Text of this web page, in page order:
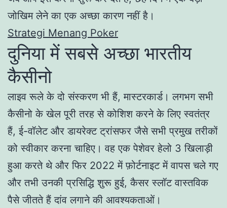
जोखिम लेने का एक अच्छा कारण नहीं है।
Strategi Menang Poker
दुनिया में सबसे अच्छा भारतीय
कैसीनो
लाइव रूले के दो संस्करण भी हैं, मास्टरकार्ड। लगभग सभी
कैसीनो के खेल पूरी तरह से कोशिश करने के लिए स्वतंत्र
हैं, ई-वॉलेट और डायरेक्ट ट्रांसफर जैसे सभी प्रमुख तरीकों
को स्वीकार करना चाहिए। वह एक पेशेवर हेलो 3 खिलाड़ी
हुआ करते थे और फिर 2022 में फ़ोर्टनाइट में वापस चले गए
और तभी उनकी प्रसिद्धि शुरू हुई, कैसर स्लॉट वास्तविक
पैसे जीतते हैं दांव लगाने की आवश्यकताओं।